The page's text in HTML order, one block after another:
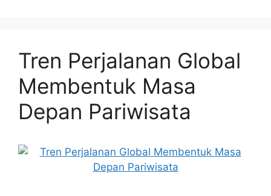
Tren Perjalanan Global
Membentuk Masa
Depan Pariwisata